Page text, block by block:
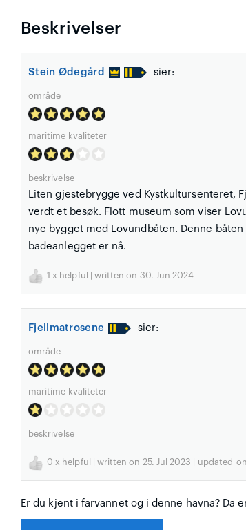
Beskrivelser
Stein Ødegård sier:
område
maritime kvaliteter
beskrivelse
Liten gjestebrygge ved Kystkultursenteret,
verdt et besøk. Flott museum som viser
nye bygget med Lovundbåten. Denne
badeanlegget er nå.
1 x helpful | written on 30. Jun 2024
Fjellmatrosene sier:
område
maritime kvaliteter
beskrivelse
0 x helpful | written on 25. Jul 2023 |
Er du kjent i farvannet og i denne havna?